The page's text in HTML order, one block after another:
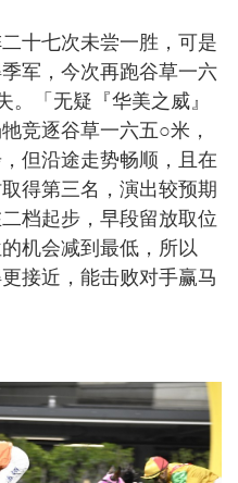
十七次未尝一胜，可是
军，今次再跑谷草一六
「无疑『华美之威』
竞逐谷草一六五○米，
但沿途走势畅顺，且在
得第三名，演出较预期
档起步，早段留放取位
机会减到最低，所以
接近，能击败对手赢马